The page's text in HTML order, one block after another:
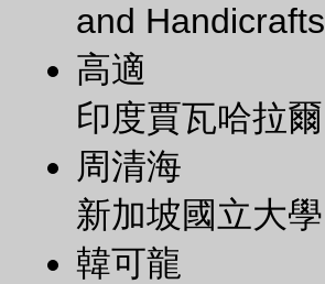
and
高適
印度賈瓦哈拉
周清海
新加坡國立大學
韓可龍